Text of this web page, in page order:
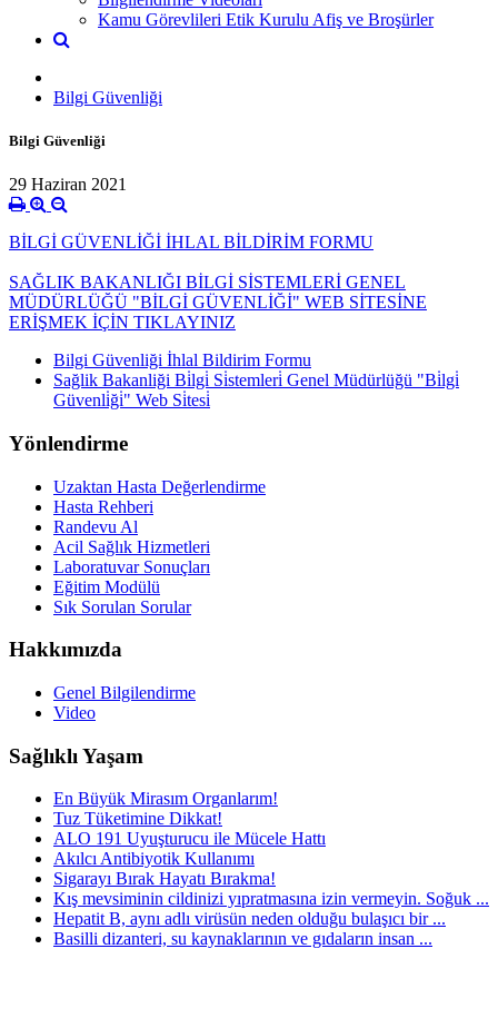
Kamu Görevlileri Etik Kurulu Afiş ve Broşürler
Bilgi Güvenliği
Bilgi Güvenliği
29 Haziran 2021
BİLGİ GÜVENLİĞİ İHLAL BİLDİRİM FORMU
SAĞLIK BAKANLIĞI BİLGİ SİSTEMLERİ GENEL
MÜDÜRLÜĞÜ "BİLGİ GÜVENLİĞİ" WEB SİTESİNE
ERİŞMEK İÇİN TIKLAYINIZ
Bilgi Güvenliği İhlal Bildirim Formu
Sağlik Bakanliği Bi̇lgi̇ Si̇stemleri̇ Genel Müdürlüğü "Bi̇lgi̇
Güvenli̇ği̇" Web Si̇tesi̇
Yönlendirme
Uzaktan Hasta Değerlendirme
Hasta Rehberi
Randevu Al
Acil Sağlık Hizmetleri
Laboratuvar Sonuçları
Eğitim Modülü
Sık Sorulan Sorular
Hakkımızda
Genel Bilgilendirme
Video
Sağlıklı Yaşam
En Büyük Mirasım Organlarım!
Tuz Tüketimine Dikkat!
ALO 191 Uyuşturucu ile Mücele Hattı
Akılcı Antibiyotik Kullanımı
Sigarayı Bırak Hayatı Bırakma!
Kış mevsiminin cildinizi yıpratmasına izin vermeyin. Soğuk ...
Hepatit B, aynı adlı virüsün neden olduğu bulaşıcı bir ...
Basilli dizanteri, su kaynaklarının ve gıdaların insan ...